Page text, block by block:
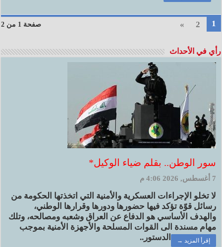
صفحة 1 من 2 1
2
»
رأي في الأحداث
سور الوطن.. بقلم ضياء الوكيل*
7 أغسطس, 2026 4:06 م
لا تخلو الإجراءات العسكرية والأمنية التي اتخذتها الحكومة من
رسائل قوّة تؤكد فيها حضورها ودورها وقرارها الوطني،
والهدف الأساسي هو الدفاع عن العراق وشعبه ومصالحه، وتلك
مهام مسندة الى القوات المسلحة والأجهزة الأمنية بموجب
الدستور..
إقرأ المزيد →